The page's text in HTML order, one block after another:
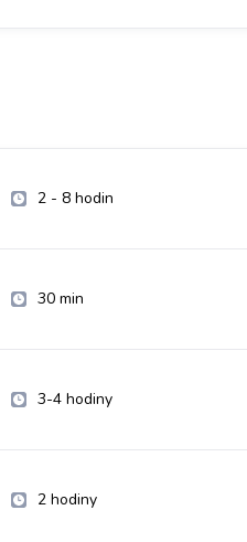
2 - 8 hodin
30 min
3-4 hodiny
2 hodiny